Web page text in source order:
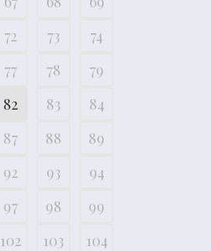
72 73
74
77 78
79
82 83
84
87 88
89
92 93
94
97 98
99
102 103
104